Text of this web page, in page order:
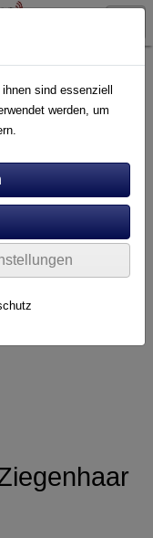
sind essenziell
werden, um